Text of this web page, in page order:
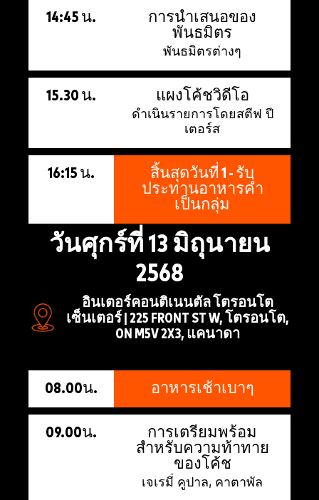
14:45 น.
การนำเสนอของ
พันธมิตร
พันธมิตรต่างๆ
15.30 น. แผงโค้ชวิดีโอ
ดำเนินรายการโดยสตีฟ ปี
เตอร์ส
16:15 น.
สิ้นสุดวันที่ 1 - รับ
ประทานอาหารค่ำ
เป็นกลุ่ม
วันศุกร์ที่ 13 มิถุนายน
2568
อินเตอร์คอนติเนนตัล โตรอนโต
เซ็นเตอร์ | 225 FRONT ST W, โตรอนโต,
ON M5V 2X3, แคนาดา
08.00น. อาหารเช้าเบาๆ
09.00น.
การเตรียมพร้อม
สำหรับความท้าทาย
ของโค้ช
เจเรมี่ คูปาล, คาตาพัล